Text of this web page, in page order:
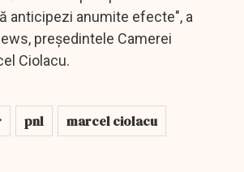
anticipezi anumite efecte", a
preşedintele Camerei
Ciolacu.
pnl
marcel ciolacu